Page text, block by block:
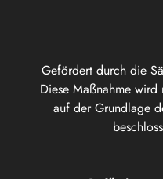
Gefördert durch die
Diese Maßnahme
auf der Grundlage